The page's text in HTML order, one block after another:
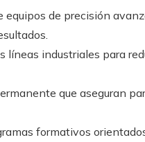
de precisión
líneas industriales para
que aseguran
formativos